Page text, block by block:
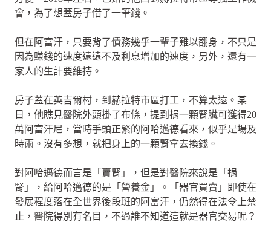
會，為了想蓋房子借了一筆錢。
但在阿富汗，只要背了債務幾乎一輩子難以翻身，不只是
因為賺錢的速度遠遠不及利息增加的速度，另外，還有一
家人的生計要維持。
房子蓋在英吉爾村，到赫拉特市區打工，不算太遠。某
日，他瞧見醫院外頭掛了布條，提到捐一顆腎臟可獲得20
萬阿富汗尼，當時手頭正緊的阿哈邁德看來，似乎是場及
時雨。沒有多想，就把身上的一顆腎拿去換錢。
對阿哈邁德而言是「賣腎」，但是對醫院來說是「捐
腎」，給阿哈邁德的是「營養金」。「器官買賣」即使在
發展程度落在全世界後段班的阿富汗，仍然得在法令上禁
止，醫院得別有名目，不過誰不知道這就是器官交易呢？